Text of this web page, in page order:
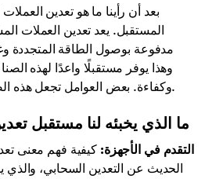
بعد أن رأينا ما هو تعدين
المستقبل. يعد تعدين العملات
مدفوعة بوصول الطاقة المتجددة
وهذا يوفر مستقبلًا واعدًا لهذه
وكفاءة. بعض العوامل تجعل هذه الصناعة واعدة حقًا للمستقبل.
ما الذي يخبئه لنا مستقبل
التقدم في الأجهزة: كيفية فهم معنى
الحديث عن التعدين السحابي، والذي